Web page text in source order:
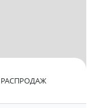
РАСПРОДАЖ